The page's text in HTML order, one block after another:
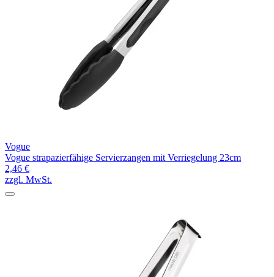
Vogue
Vogue strapazierfähige Servierzangen mit Verriegelung 23cm
2,46 €
zzgl. MwSt.